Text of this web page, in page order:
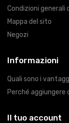
Condizioni generali
Mappa del sito
Negozi
Informazioni
Quali sono i
Perché
Il tuo account